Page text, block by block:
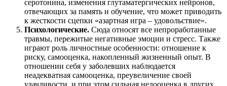
серотонина, изменения глутаматергических нейронов,
отвечающих за память и обучение, что может приводить
к жесткости сцепки «азартная игра – удовольствие».
Психологические. Сюда относят все непроработанные
травмы, пережитые негативные эмоции и стресс. Также
играют роль личностные особенности: отношение к
риску, самооценка, накопленный жизненный опыт. В
отношении себя у заболевших наблюдается
неадекватная самооценка, преувеличение своей
удачливости, и при этом сильная недооценка в других